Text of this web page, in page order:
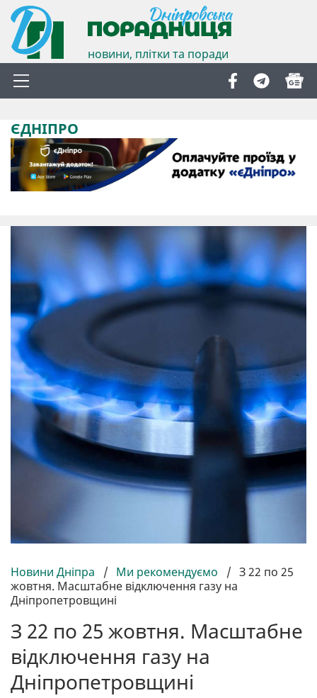
новини, плітки та поради
ЄДНІПРО
Новини Дніпра / Ми рекомендуємо / З 22 по 25
жовтня. Масштабне відключення газу на
Дніпропетровщині
З 22 по 25 жовтня. Масштабне
відключення газу на
Дніпропетровщині